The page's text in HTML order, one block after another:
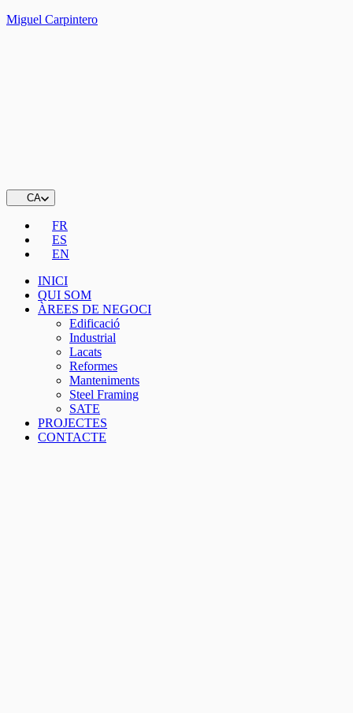
Miguel Carpintero
CA
FR
ES
EN
INICI
QUI SOM
ÀREES DE NEGOCI
Edificació
Industrial
Lacats
Reformes
Manteniments
Steel Framing
SATE
PROJECTES
CONTACTE